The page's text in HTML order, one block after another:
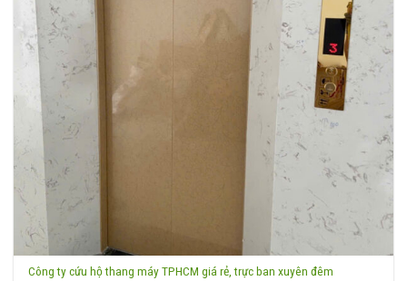
Công ty cứu hộ thang máy TPHCM giá rẻ, trực ban xuyên đêm